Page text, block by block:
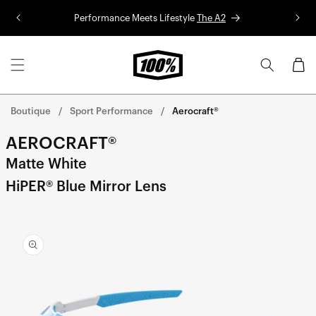
Performance Meets Lifestyle The A2
Panier
Boutique Sport Performance Aerocraft®
AEROCRAFT®
Matte White
HiPER® Blue Mirror Lens
informations
sur le